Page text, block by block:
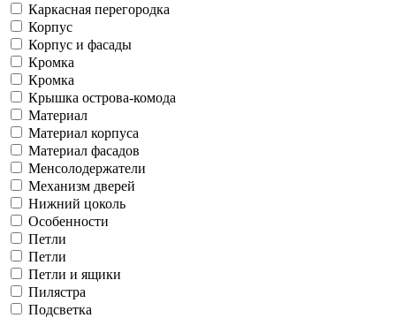
Каркасная перегородка
Корпус
Корпус и фасады
Кромка
Кромка
Крышка острова-комода
Материал
Материал корпуса
Материал фасадов
Менсолодержатели
Механизм дверей
Нижний цоколь
Особенности
Петли
Петли
Петли и ящики
Пилястра
Подсветка